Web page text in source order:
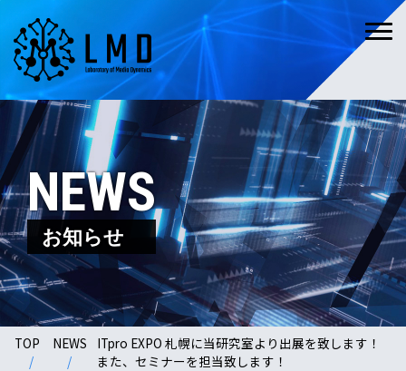
NEWS
お知らせ
TOP NEWS
ITpro EXPO 札幌に当研究室より出展を致します！
また、セミナーを担当致します！